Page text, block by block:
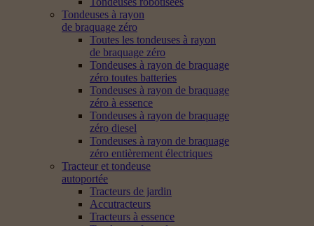
Tondeuses à rayon
de braquage zéro
Toutes les tondeuses à rayon
de braquage zéro
Tondeuses à rayon de braquage
zéro toutes batteries
Tondeuses à rayon de braquage
zéro à essence
Tondeuses à rayon de braquage
zéro diesel
Tondeuses à rayon de braquage
zéro entièrement électriques
Tracteur et tondeuse
autoportée
Tracteurs de jardin
Accutracteurs
Tracteurs à essence